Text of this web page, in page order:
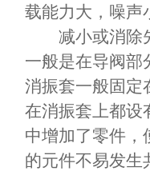
载能力大，噪声
减小或消除先
一般是在导阀部
消振套一般固定
在消振套上都设
中增加了零件，
的元件不易发生